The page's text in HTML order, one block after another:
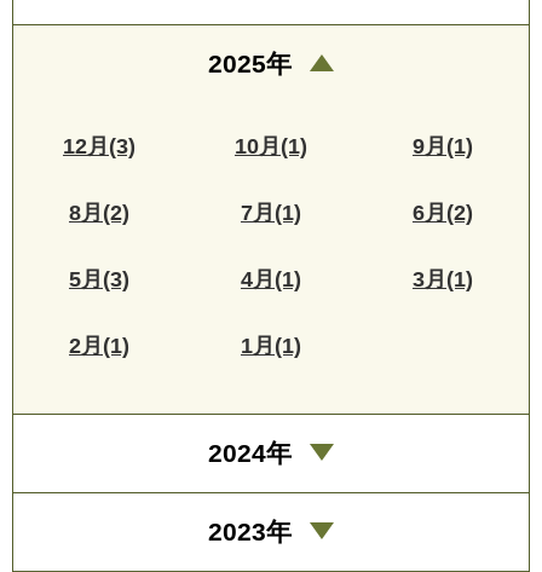
2025年
12月(3) 10月(1) 9月(1)
8月(2) 7月(1) 6月(2)
5月(3) 4月(1) 3月(1)
2月(1) 1月(1)
2024年
2023年